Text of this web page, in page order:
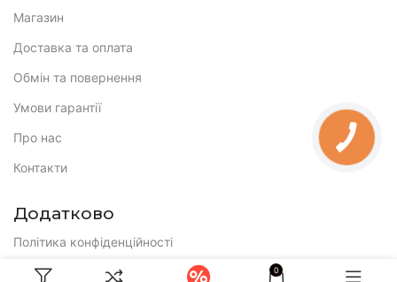
Магазин
Доставка та оплата
Обмін та повернення
Умови гарантії
Про нас
Контакти
Додатково
Політика конфіденційності
Публічна оферта
0
КНОПКА
ЗВ'ЯЗКУ